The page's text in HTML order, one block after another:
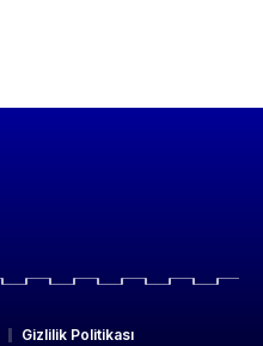
Gizlilik Politikası